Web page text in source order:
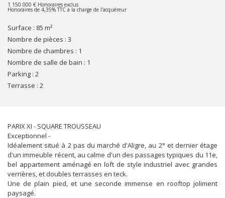
1 150 000 € Honoraires exclus
Honoraires de 4,35% TTC à la charge de l'acquéreur
Surface : 85 m²
Nombre de pièces : 3
Nombre de chambres : 1
Nombre de salle de bain : 1
parking : 2
terrasse : 2
PARIX XI - SQUARE TROUSSEAU
Exceptionnel -
Idéalement situé à 2 pas du marché d'Aligre, au 2° et dernier étage
d'un immeuble récent, au calme d'un des passages typiques du 11e,
bel appartement aménagé en loft de style industriel avec grandes
verrières, et doubles terrasses en teck.
Une de plain pied, et une seconde immense en rooftop joliment
paysagé.